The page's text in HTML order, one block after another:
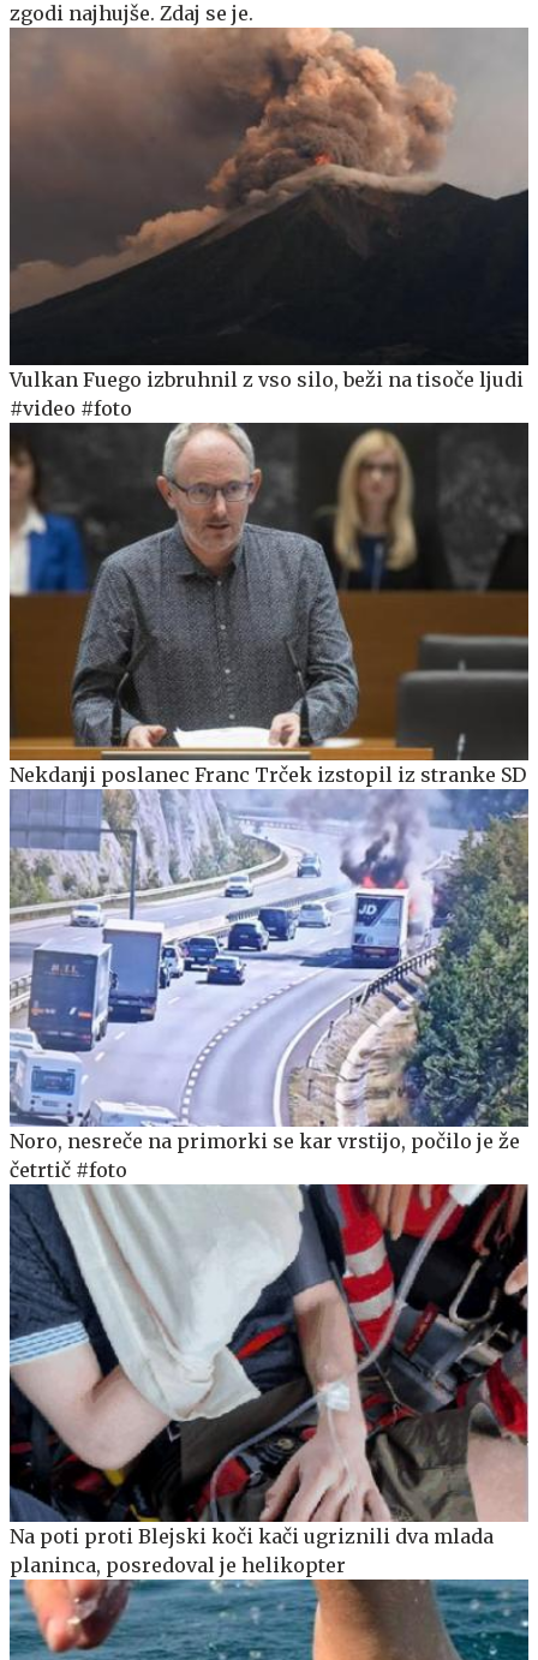
zgodi najhujše. Zdaj se je.
Vulkan Fuego izbruhnil z vso silo, beži na tisoče ljudi
#video #foto
Nekdanji poslanec Franc Trček izstopil iz stranke SD
Noro, nesreče na primorki se kar vrstijo, počilo je že
četrtič #foto
Na poti proti Blejski koči kači ugriznili dva mlada
planinca, posredoval je helikopter